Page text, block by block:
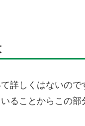
詳しくはないの
ることからこの部